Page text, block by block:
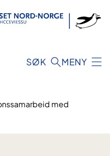
SØK MENY
med